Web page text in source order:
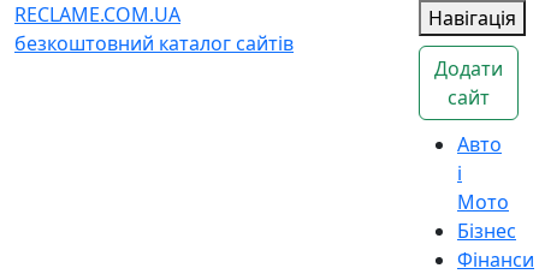
RECLAME.COM.UA
безкоштовний каталог сайтів
Навігація
Додати
сайт
Авто
і
Мото
Бізнес
Фінанси